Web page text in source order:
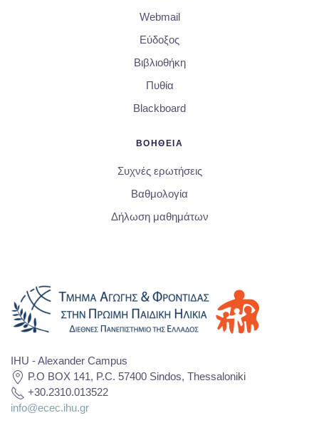
Webmail
Εύδοξος
Βιβλιοθήκη
Πυθία
Blackboard
ΒΟΗΘΕΙΑ
Συχνές ερωτήσεις
Βαθμολογία
Δήλωση μαθημάτων
IHU - Alexander Campus
P.O BOX 141, P.C. 57400 Sindos, Thessaloniki
+30.2310.013522
info@ecec.ihu.gr